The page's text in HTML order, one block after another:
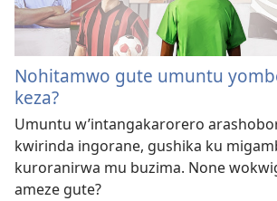
Nohitamwo gute umuntu
keza?
Umuntu w’intangakarorero
kwirinda ingorane, gushika ku
kuroranirwa mu buzima. None
ameze gute?